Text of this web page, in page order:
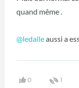
quand même .
@ledalleaussi a
0 1